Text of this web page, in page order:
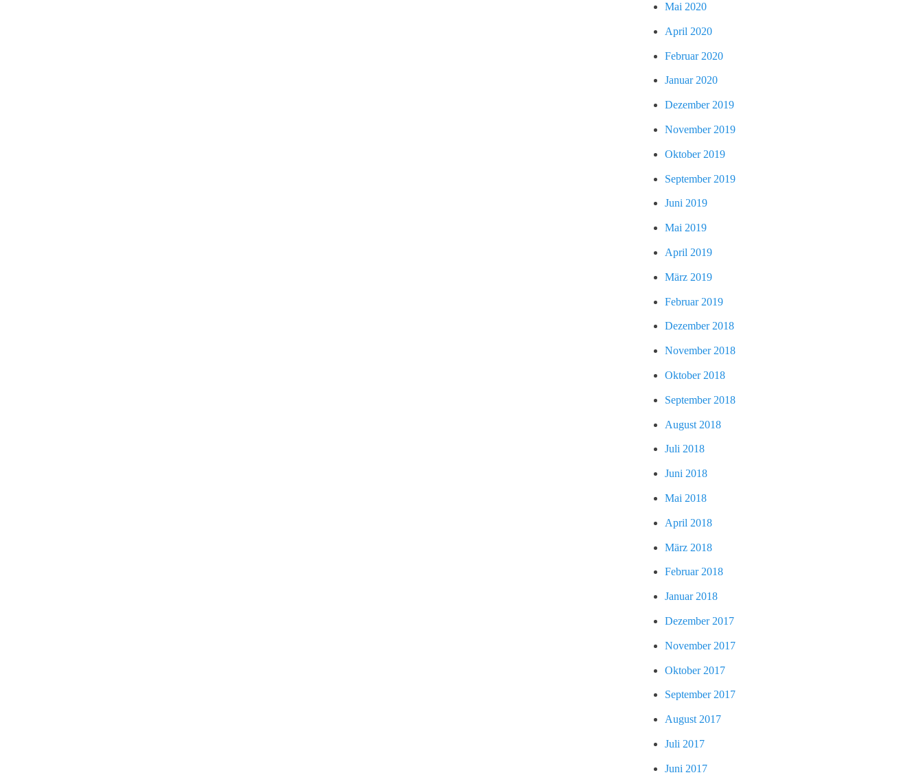
Mai 2020
April 2020
Februar 2020
Januar 2020
Dezember 2019
November 2019
Oktober 2019
September 2019
Juni 2019
Mai 2019
April 2019
März 2019
Februar 2019
Dezember 2018
November 2018
Oktober 2018
September 2018
August 2018
Juli 2018
Juni 2018
Mai 2018
April 2018
März 2018
Februar 2018
Januar 2018
Dezember 2017
November 2017
Oktober 2017
September 2017
August 2017
Juli 2017
Juni 2017